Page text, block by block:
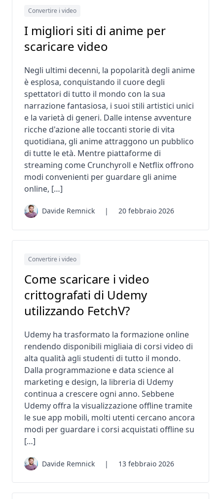
Convertire i video
I migliori siti di anime per
scaricare video
Negli ultimi decenni, la popolarità degli anime
è esplosa, conquistando il cuore degli
spettatori di tutto il mondo con la sua
narrazione fantasiosa, i suoi stili artistici unici
e la varietà di generi. Dalle intense avventure
ricche d'azione alle toccanti storie di vita
quotidiana, gli anime attraggono un pubblico
di tutte le età. Mentre piattaforme di
streaming come Crunchyroll e Netflix offrono
modi convenienti per guardare gli anime
online, […]
Davide Remnick | 20 febbraio 2026
Convertire i video
Come scaricare i video
crittografati di Udemy
utilizzando FetchV?
Udemy ha trasformato la formazione online
rendendo disponibili migliaia di corsi video di
alta qualità agli studenti di tutto il mondo.
Dalla programmazione e data science al
marketing e design, la libreria di Udemy
continua a crescere ogni anno. Sebbene
Udemy offra la visualizzazione offline tramite
le sue app mobili, molti utenti cercano ancora
modi per guardare i corsi acquistati offline su
[…]
Davide Remnick | 13 febbraio 2026